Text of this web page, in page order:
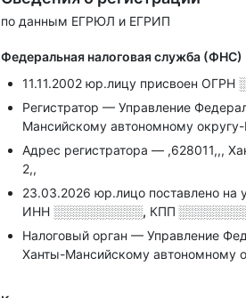
по данным ЕГРЮЛ и ЕГРИП
Федеральная налоговая служба (ФНС)
11.11.2002 юр.лицу присвоен ОГРН
Регистратор — Управление
Мансийскому автономному
Адрес регистратора — ,628011,,,
2,,
23.03.2026 юр.лицо поставлено на
ИНН ░░░░░░░░░░, КПП
Налоговый орган — Управление
Ханты-Мансийскому автономному